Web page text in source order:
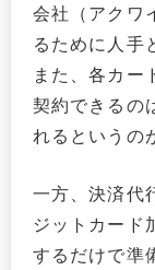
会社（アクワ
るために人手
また、各カー
契約できるの
れるというの
一方、決済代
ジットカード
するだけで準